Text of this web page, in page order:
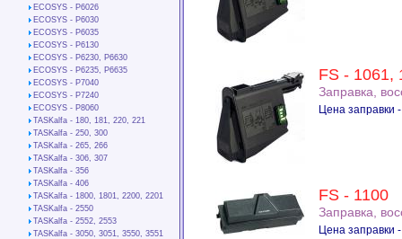
ECOSYS - P6026
ECOSYS - P6030
ECOSYS - P6035
ECOSYS - P6130
ECOSYS - P6230, P6630
ECOSYS - P6235, P6635
ECOSYS - P7040
ECOSYS - P7240
ECOSYS - P8060
TASKalfa - 180, 181, 220, 221
TASKalfa - 250, 300
TASKalfa - 265, 266
TASKalfa - 306, 307
TASKalfa - 356
TASKalfa - 406
TASKalfa - 1800, 1801, 2200, 2201
TASKalfa - 2550
TASKalfa - 2552, 2553
TASKalfa - 3050, 3051, 3550, 3551
FS - 1061,
Заправка,
Цена заправки
FS - 1100
Заправка,
Цена заправки